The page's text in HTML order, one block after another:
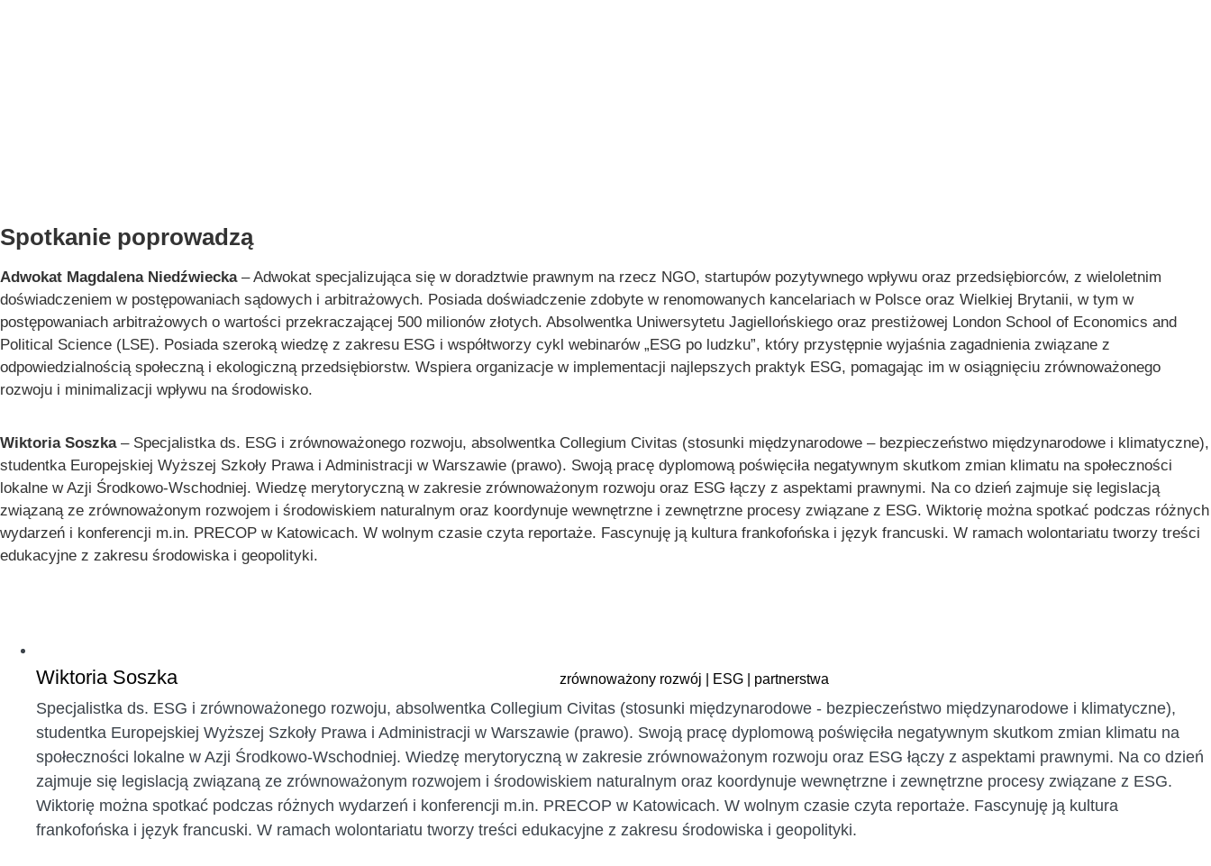
Spotkanie poprowadzą
Adwokat Magdalena Niedźwiecka – Adwokat specjalizująca się w doradztwie prawnym na rzecz NGO, startupów pozytywnego wpływu oraz przedsiębiorców, z wieloletnim
doświadczeniem w postępowaniach sądowych i arbitrażowych. Posiada doświadczenie zdobyte w renomowanych kancelariach w Polsce oraz Wielkiej Brytanii, w tym w
postępowaniach arbitrażowych o wartości przekraczającej 500 milionów złotych. Absolwentka Uniwersytetu Jagiellońskiego oraz prestiżowej London School of Economics and
Political Science (LSE). Posiada szeroką wiedzę z zakresu ESG i współtworzy cykl webinarów „ESG po ludzku”, który przystępnie wyjaśnia zagadnienia związane z
odpowiedzialnością społeczną i ekologiczną przedsiębiorstw. Wspiera organizacje w implementacji najlepszych praktyk ESG, pomagając im w osiągnięciu zrównoważonego
rozwoju i minimalizacji wpływu na środowisko.
Wiktoria Soszka – Specjalistka ds. ESG i zrównoważonego rozwoju, absolwentka Collegium Civitas (stosunki międzynarodowe – bezpieczeństwo międzynarodowe i klimatyczne),
studentka Europejskiej Wyższej Szkoły Prawa i Administracji w Warszawie (prawo). Swoją pracę dyplomową poświęciła negatywnym skutkom zmian klimatu na społeczności
lokalne w Azji Środkowo-Wschodniej. Wiedzę merytoryczną w zakresie zrównoważonym rozwoju oraz ESG łączy z aspektami prawnymi. Na co dzień zajmuje się legislacją
związaną ze zrównoważonym rozwojem i środowiskiem naturalnym oraz koordynuje wewnętrzne i zewnętrzne procesy związane z ESG. Wiktorię można spotkać podczas różnych
wydarzeń i konferencji m.in. PRECOP w Katowicach. W wolnym czasie czyta reportaże. Fascynuję ją kultura frankofońska i język francuski. W ramach wolontariatu tworzy treści
edukacyjne z zakresu środowiska i geopolityki.
Wiktoria Soszka
Specjalistka ds. ESG i zrównoważonego rozwoju, absolwentka Collegium Civitas (stosunki międzynarodowe - bezpieczeństwo międzynarodowe i klimatyczne),
studentka Europejskiej Wyższej Szkoły Prawa i Administracji w Warszawie (prawo). Swoją pracę dyplomową poświęciła negatywnym skutkom zmian klimatu na
społeczności lokalne w Azji Środkowo-Wschodniej. Wiedzę merytoryczną w zakresie zrównoważonym rozwoju oraz ESG łączy z aspektami prawnymi. Na co dzień
zajmuje się legislacją związaną ze zrównoważonym rozwojem i środowiskiem naturalnym oraz koordynuje wewnętrzne i zewnętrzne procesy związane z ESG.
Wiktorię można spotkać podczas różnych wydarzeń i konferencji m.in. PRECOP w Katowicach. W wolnym czasie czyta reportaże. Fascynuję ją kultura
frankofońska i język francuski. W ramach wolontariatu tworzy treści edukacyjne z zakresu środowiska i geopolityki.
zrównoważony rozwój | ESG | partnerstwa